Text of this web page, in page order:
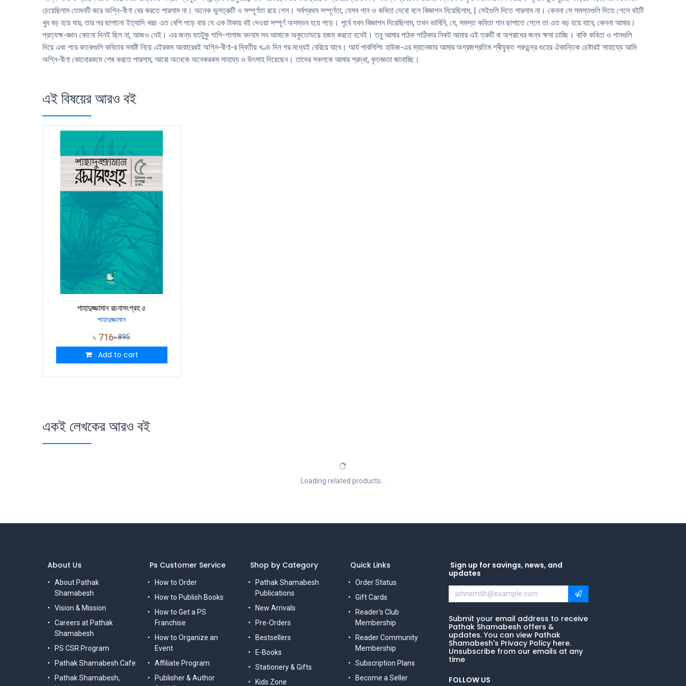
চেয়েছিলাম তেমনটি করে অগ্নি-বীণা বের করতে পারলাম না। অনেক ভুলত্রুটি ও সম্পূর্ণতা রয়ে গেল। সর্বপ্রথম সম্পূর্ণতা, যেসব গান ও কবিতা দেবাে বলে বিজ্ঞাপন দিয়েছিলাম, | সেইগুলি দিতে পারলাম না। কেননা সে সমস্তগুলি দিতে গেলে বইটি
খুব বড় হয়ে যায়, তার পর ছাপানাে ইত্যাদি খরচ এত বেশি পড়ে যায় যে এক টাকায় বই দেওয়া সম্পূর্ণ অসম্ভব হয়ে পড়ে। পূর্বে যখন বিজ্ঞাপন দিয়েছিলাম, তখন ভাবিনি, যে, সমস্ত কবিতা গান ছাপাতে গেলে তা এত বড় হয়ে যাবে, কেননা আমার।
প্রত্যক্ষ-জ্ঞান কোনাে দিনই ছিল না, আজও নেই। এর জন্য যতটুকু গালি-গালাজ বদনাম সব আমাকে অকুতােভয়ে হজম করতে হবেই। তবু আমার পাঠক পাঠিকার নিকট আমার এই ত্রুটি বা অপরাধের জন্য ক্ষমা চাচ্ছি। বাকি কবিতা ও গানগুলি
দিয়ে এবং পরে কতকগুলি কবিতার সমষ্টি নিয়ে এইরকম আকারেরই অগ্নি-বীণা-র দ্বিতীয় খণ্ড দিন পর মধ্যেই বেরিয়ে যাবে। আর্য পাবলিশিং হাউজ-এর ম্যানেজার আমার অগ্রজপ্রতিম শ্ৰীযুক্ত শরৎচন্দ্র গুহের ঐকান্তিক চেষ্টারই সাহায্যে আমি
অগ্নি-বীণা কোনােরকমে শেষ করতে পারলাম; আরাে অনেকে অনেকরকম সাহায্য ও উৎসাহ দিয়েছেন। তাদের সকলকে আমার শ্রদ্ধা, কৃতজ্ঞতা জানাচ্ছি।
এই বিষয়ের আরও বই
শাহাদুজ্জামান রচনাসংগ্রহ ৫
শাহাদুজ্জামান
৳ 716৳895
Add to cart
একই লেখকের আরও বই
Loading related products...
Ps Customer Service
How to Order
How to Publish Books
How to Get a PS
Franchise
How to Organize an
Event
Affiliate Program
Publisher & Author
Shop by Category
Pathak Shamabesh
Publications
New Arrivals
Pre-Orders
Bestsellers
E-Books
Stationery & Gifts
Kids Zone
Quick Links
Order Status
Gift Cards
Reader's Club
Membership
Reader Community
Membership
Subscription Plans
Become a Seller
Sign up for savings, news, and
updates
Submit your email address to receive
Pathak Shamabesh offers &
updates. You can view Pathak
Shamabesh's Privacy Policy here.
Unsubscribe from our emails at any
time
FOLLOW US
About Us
About Pathak
Shamabesh
Vision & Mission
Careers at Pathak
Shamabesh
PS CSR Program
Pathak Shamabesh Cafe
Pathak Shamabesh,